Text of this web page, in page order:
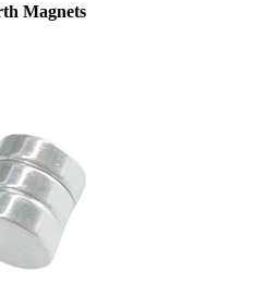
Magnets